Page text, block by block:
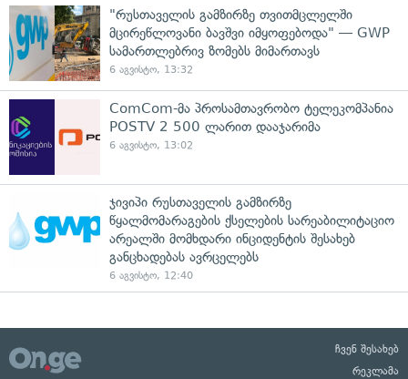
"რუსთაველის გამზირზე თვითმცლელში
მცირეწლოვანი ბავშვი იმყოფებოდა" — GWP
სამართლებრივ ზომებს მიმართავს
6 აგვისტო, 13:32
ComCom-მა პროსამთავრობო ტელეკომპანია
POSTV 2 500 ლარით დააჯარიმა
6 აგვისტო, 13:02
ჯივიპი რუსთაველის გამზირზე
წყალმომარაგების ქსელების სარეაბილიტაციო
არეალში მომხდარი ინციდენტის შესახებ
განცხადებას ავრცელებს
6 აგვისტო, 12:40
ჩვენ შესახებ
რეკლამა